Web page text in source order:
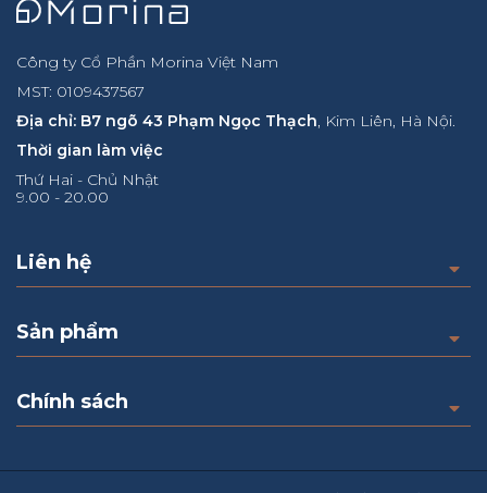
Công ty Cổ Phần Morina Việt Nam
MST: 0109437567
Địa chỉ: B7 ngõ 43 Phạm Ngọc Thạch, Kim Liên, Hà Nội.
Thời gian làm việc
Thứ Hai - Chủ Nhật
9.00 - 20.00
Liên hệ
Sản phẩm
Chính sách